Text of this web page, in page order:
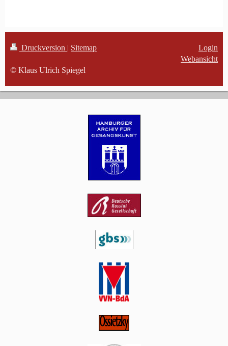
Druckversion Sitemap
© Klaus Ulrich Spiegel
Login
Webansicht